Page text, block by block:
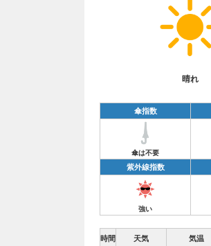
晴れ
傘指数
傘は不要
紫外線指数
強い
時間 天気 気温